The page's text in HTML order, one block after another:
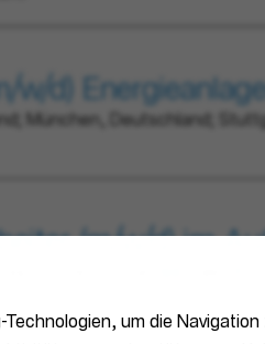
um die
w/d)
München, Deutschland;
(m/w/d) im